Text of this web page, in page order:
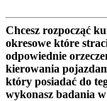
Chcesz rozpocząć
okresowe które
odpowiednie
kierowania
który posiadać do
wykonasz badania